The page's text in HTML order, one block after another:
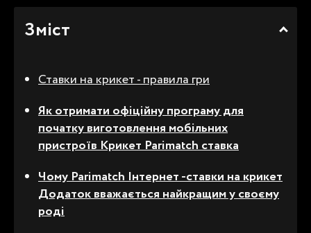
Зміст
Ставки на крикет - правила гри
Як отримати офіційну програму для
початку виготовлення мобільних
пристроївКрикет Parimatchставка
Чому ParimatchІнтернет -ставки на крикет
Додаток вважається найкращим у своєму
роді